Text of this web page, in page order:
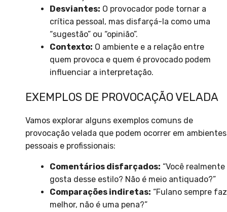
Desviantes: O provocador pode tornar a
crítica pessoal, mas disfarçá-la como uma
“sugestão” ou “opinião”.
Contexto: O ambiente e a relação entre
quem provoca e quem é provocado podem
influenciar a interpretação.
EXEMPLOS DE PROVOCAÇÃO VELADA
Vamos explorar alguns exemplos comuns de
provocação velada que podem ocorrer em ambientes
pessoais e profissionais:
Comentários disfarçados: “Você realmente
gosta desse estilo? Não é meio antiquado?”
Comparações indiretas: “Fulano sempre faz
melhor, não é uma pena?”